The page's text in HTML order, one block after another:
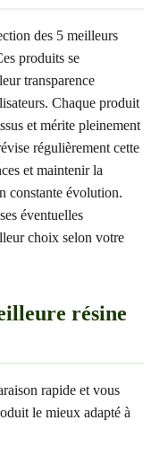
des 5 meilleurs
produits se
transparence
Chaque produit
et mérite pleinement
régulièrement cette
et maintenir la
constante évolution.
éventuelles
choix selon votre
résine
rapide et vous
le mieux adapté à